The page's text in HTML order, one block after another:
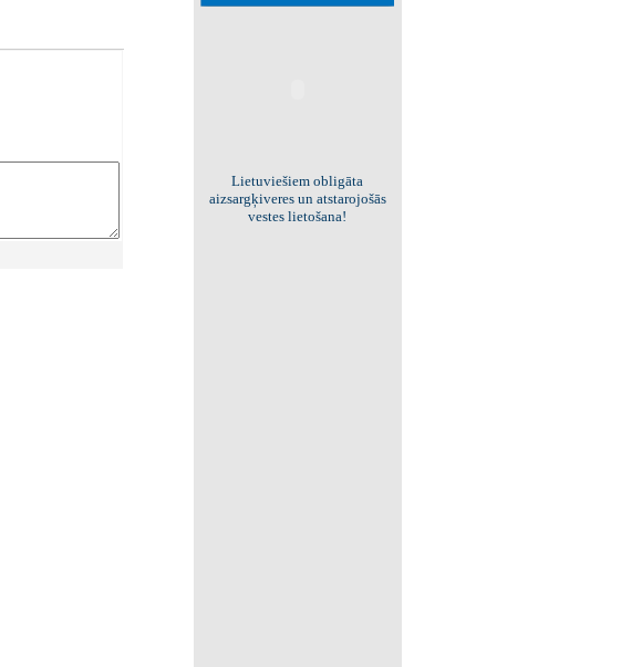
Viss par "Kritisko masu"!
Kolekcionējam saites uz resursiem
internetā!